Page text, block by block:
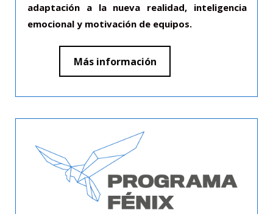
adaptación a la nueva realidad, inteligencia
emocional y motivación de equipos.
Más información